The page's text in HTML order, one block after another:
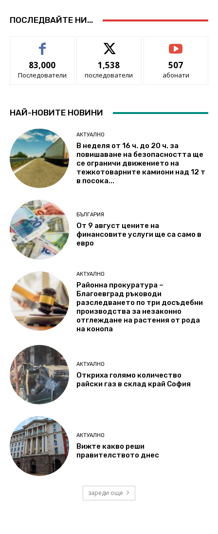
ПОСЛЕДВАЙТЕ НИ...
83,000
Последователи
1,538
последователи
507
абонати
НАЙ-НОВИТЕ НОВИНИ
АКТУАЛНО
В неделя от 16 ч. до 20 ч. за
повишаване на безопасността ще
се ограничи движението на
тежкотоварните камиони над 12 т
в посока...
БЪЛГАРИЯ
От 9 август цените на
финансовите услуги ще са само в
евро
АКТУАЛНО
Районна прокуратура –
Благоевград ръководи
разследването по три досъдебни
производства за незаконно
отглеждане на растения от рода
на конопа
АКТУАЛНО
Откриха голямо количество
райски газ в склад край София
АКТУАЛНО
Вижте какво реши
правителството днес
зареди още